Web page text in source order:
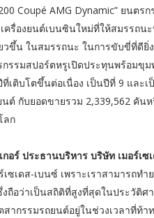
Coupé AMG Dynamic” ยนต
ครื่องยนต์เบนซินใหม่ที่ให้สมรรถนะ
ขึ้น ในสมรรถนะ ในการขับขี่ที่ดียิ่
กรรมสปอร์ตหรูเปิดประทุนพร้อม
เติบโตขึ้นต่อเนื่อง เป็นปีที่ 9 และ
ต์ กับยอดขายรวม 2,339,562 คัน
ลก
อร์ ประธานบริหาร บริษัท เมอร์เซ
เซเดส-เบนซ์ เพราะเราสามารถ
ถือว่าเป็นสถิติที่สูงที่สุดในประวัติ
ากรรมรถยนต์อยู่ในช่วงเวลาที่ท้า